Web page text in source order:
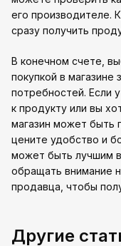
его производителе.
сразу получить
В конечном счете,
покупкой в магазине
потребностей. Если
к продукту или вы
магазин может быть
цените удобство и
может быть лучшим
обращать внимание
продавца, чтобы
Другие